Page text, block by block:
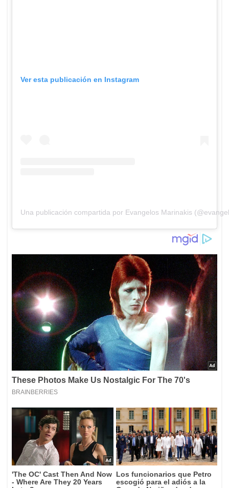
Ver esta publicación en Instagram
Una publicación compartida por Evangelos Marinakis